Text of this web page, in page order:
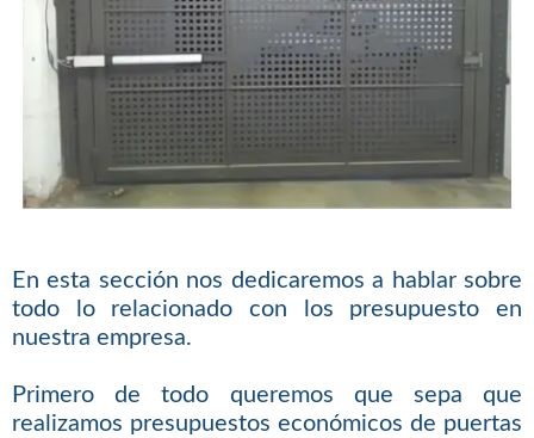
En esta sección nos dedicaremos a hablar sobre
todo lo relacionado con los presupuesto en
nuestra empresa.
Primero de todo queremos que sepa que
realizamos presupuestos económicos de puertas